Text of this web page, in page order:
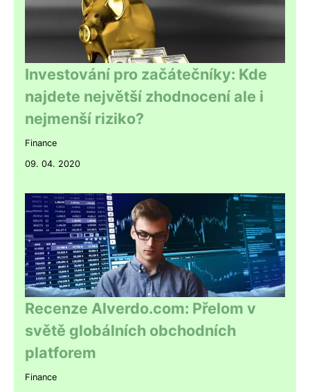
Investování pro začátečníky: Kde
najdete největší zhodnocení ale i
nejmenší riziko?
Finance
09. 04. 2020
Recenze Alverdo.com: Přelom v
světě globálních obchodních
platforem
Finance